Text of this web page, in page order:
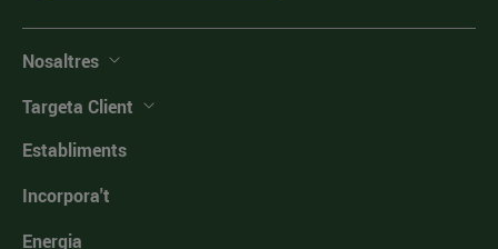
Nosaltres
Targeta Client
Establiments
Incorpora't
Energia